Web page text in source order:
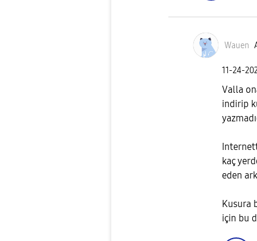
Wauen
‎11-24-
Valla
indirip
kaç
eden
Kusura
için bu